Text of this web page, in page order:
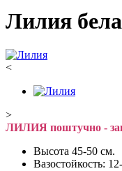
Лилия
<
>
ЛИЛИЯ поштучно -
Высота 45-50 см.
Вазостойкость: